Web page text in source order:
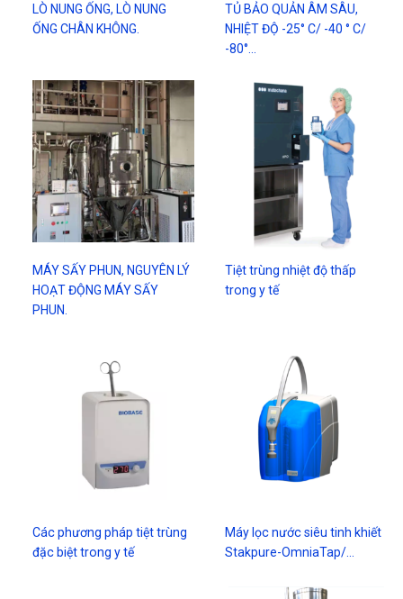
LÒ NUNG ỐNG, LÒ NUNG
ỐNG CHÂN KHÔNG.
TỦ BẢO QUẢN ÂM SÂU,
NHIỆT ĐỘ -25° C/ -40 ° C/
-80°…
MÁY SẤY PHUN, NGUYÊN LÝ
HOẠT ĐỘNG MÁY SẤY
PHUN.
Tiệt trùng nhiệt độ thấp
trong y tế
Các phương pháp tiệt trùng
đặc biệt trong y tế
Máy lọc nước siêu tinh khiết
Stakpure-OmniaTap/…